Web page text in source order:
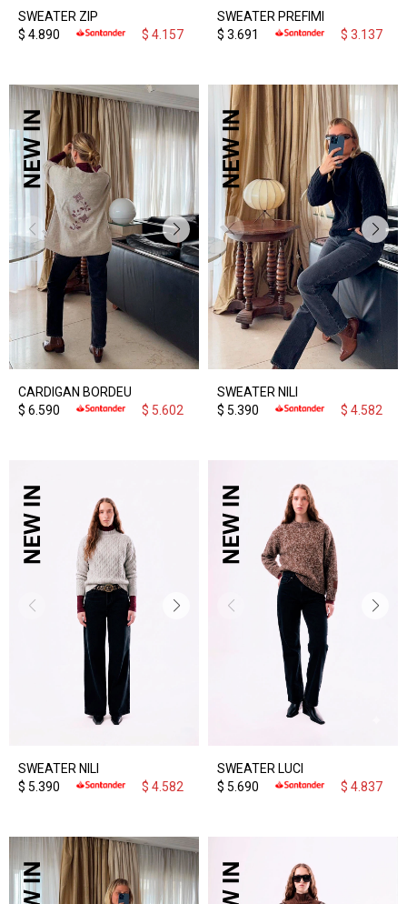
SWEATER ZIP
$ 4.890 $ 4.157
SWEATER PREFIMI
$ 3.691 $ 3.137
CARDIGAN BORDEU
$ 6.590 $ 5.602
SWEATER NILI
$ 5.390 $ 4.582
SWEATER NILI
$ 5.390 $ 4.582
SWEATER LUCI
$ 5.690 $ 4.837